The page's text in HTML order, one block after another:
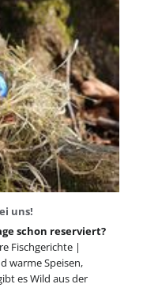
uns!
schon reserviert?
Fischgerichte |
warme Speisen,
es Wild aus der